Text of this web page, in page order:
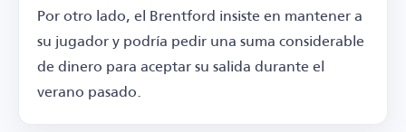
Por otro lado, el Brentford insiste en mantener a
su jugador y podría pedir una suma considerable
de dinero para aceptar su salida durante el
verano pasado.